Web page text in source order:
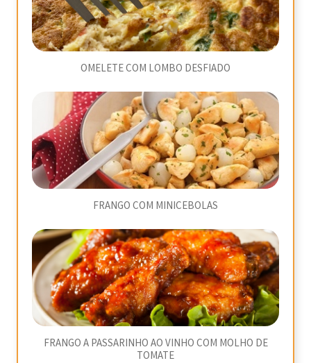
OMELETE COM LOMBO DESFIADO
FRANGO COM MINICEBOLAS
FRANGO A PASSARINHO AO VINHO COM MOLHO DE
TOMATE